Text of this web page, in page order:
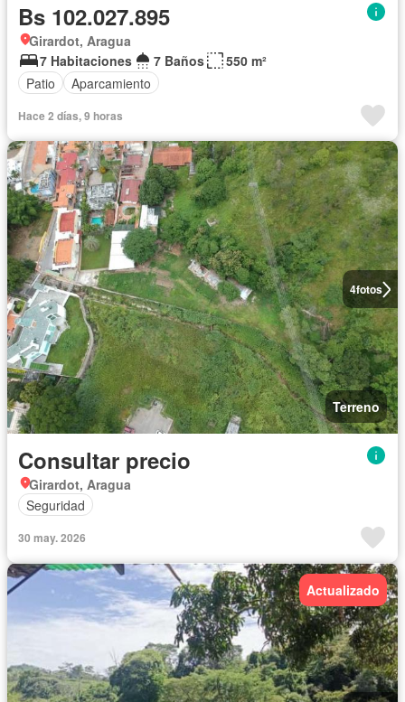
Bs 102.027.895
Girardot, Aragua
7 Habitaciones
7 Baños
550 m²
Patio
Aparcamiento
Hace 2 días, 9 horas
4fotos
Terreno
Consultar precio
Girardot, Aragua
Seguridad
30 may. 2026
Actualizado